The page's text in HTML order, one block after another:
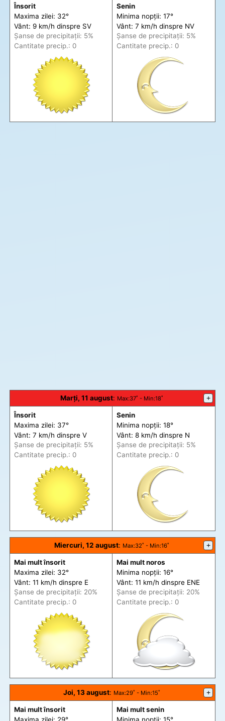
Însorit
Maxima zilei: 32°
Vânt: 9 km/h dinspre SV
Șanse de precipitații: 5%
Cantitate precip.: 0
Senin
Minima nopții: 17°
Vânt: 7 km/h dinspre NV
Șanse de precipitații: 5%
Cantitate precip.: 0
Marți, 11 august: Max:37˚ - Min:18˚ +
Însorit
Maxima zilei: 37°
Vânt: 7 km/h dinspre V
Șanse de precipitații: 5%
Cantitate precip.: 0
Senin
Minima nopții: 18°
Vânt: 8 km/h dinspre N
Șanse de precipitații: 5%
Cantitate precip.: 0
Miercuri, 12 august: Max:32˚ - Min:16˚ +
Mai mult însorit
Maxima zilei: 32°
Vânt: 11 km/h dinspre E
Șanse de precipitații: 20%
Cantitate precip.: 0
Mai mult noros
Minima nopții: 16°
Vânt: 11 km/h dinspre ENE
Șanse de precipitații: 20%
Cantitate precip.: 0
Joi, 13 august: Max:29˚ - Min:15˚ +
Mai mult însorit
Maxima zilei: 29°
Mai mult senin
Minima nopții: 15°